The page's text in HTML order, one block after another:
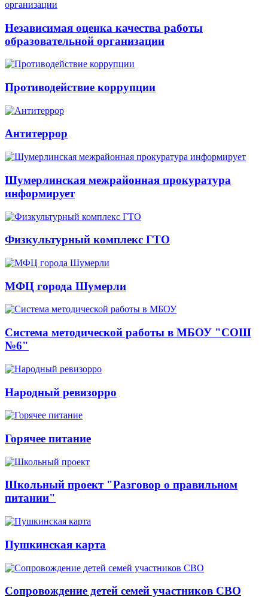
Независимая оценка качества работы
образовательной организации
Противодействие коррупции
Антитеррор
Шумерлинская межрайонная прокуратура
информирует
Физкультурный комплекс ГТО
МФЦ города Шумерли
Система методической работы в МБОУ "СОШ
№6"
Народный ревизорро
Горячее питание
Школьный проект "Разговор о правильном
питании"
Пушкинская карта
Сопровождение детей семей участников СВО